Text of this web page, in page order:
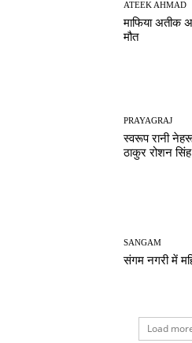
ATEEK AHMAD
माफिया अतीक
मौत
PRAYAGRAJ
स्वरूप रानी
ठाकुर रोशन
SANGAM
संगम नगरी में
Load